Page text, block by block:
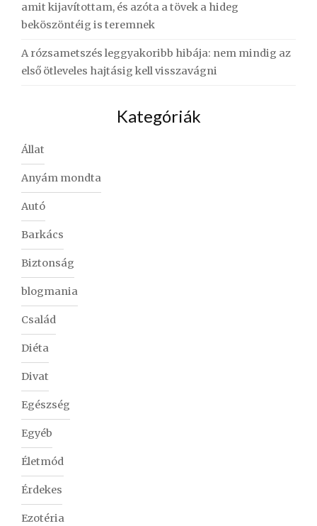
amit kijavítottam, és azóta a tövek a hideg
beköszöntéig is teremnek
A rózsametszés leggyakoribb hibája: nem mindig az
első ötleveles hajtásig kell visszavágni
Kategóriák
Állat
Anyám mondta
Autó
Barkács
Biztonság
blogmania
Család
Diéta
Divat
Egészség
Egyéb
Életmód
Érdekes
Ezotéria